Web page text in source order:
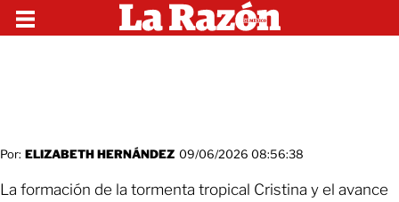
Por: ELIZABETH HERNÁNDEZ 09/06/2026 08:56:38
La formación de la tormenta tropical Cristina y el avance